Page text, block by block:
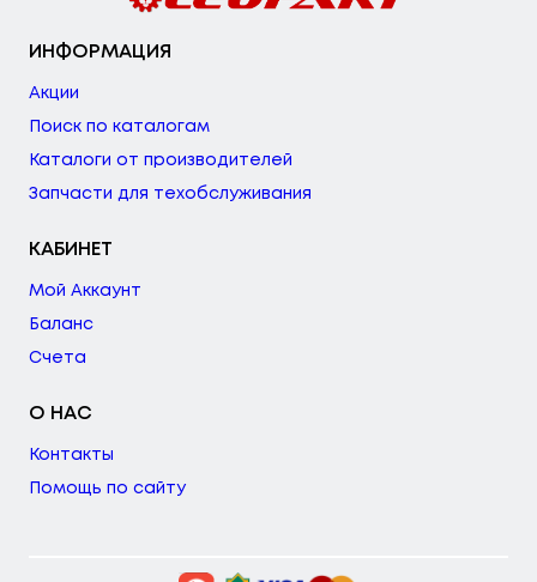
ИНФОРМАЦИЯ
Акции
Поиск по каталогам
Каталоги от производителей
Запчасти для техобслуживания
КАБИНЕТ
Мой Аккаунт
Баланс
Счета
О НАС
Контакты
Помощь по сайту